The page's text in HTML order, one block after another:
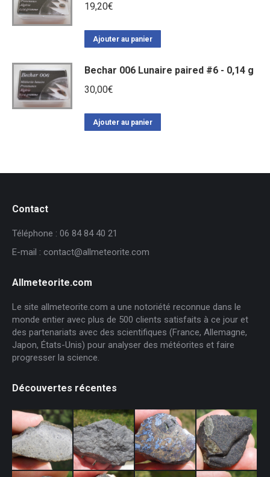
19,20€
Ajouter au panier
Bechar 006 Lunaire paired #6 - 0,14 g
30,00€
Ajouter au panier
Contact
Téléphone : 06 84 84 40 21
E-mail : contact@allmeteorite.com
Allmeteorite.com
Le site allmeteorite.com a une notoriété reconnue dans le
monde entier avec plus de 500 clients satisfaits à ce jour et
des partenariats avec des scientifiques (France, Allemagne,
Japon, États-Unis) pour analyser des météorites et faire
progresser la science.
Découvertes récentes